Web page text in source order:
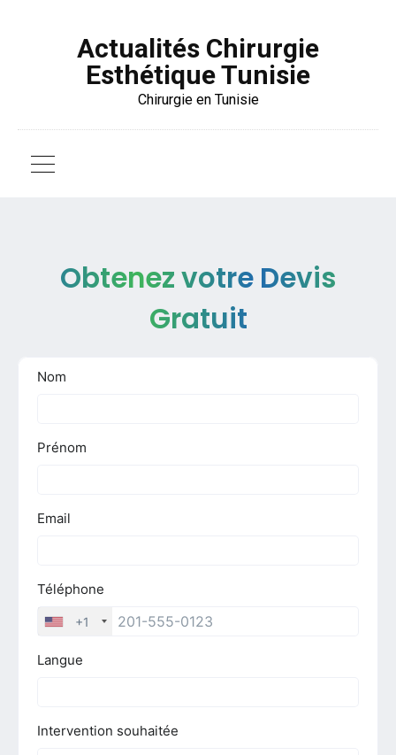
Actualités Chirurgie
Esthétique Tunisie
Chirurgie en Tunisie
Obtenez votre Devis
Gratuit